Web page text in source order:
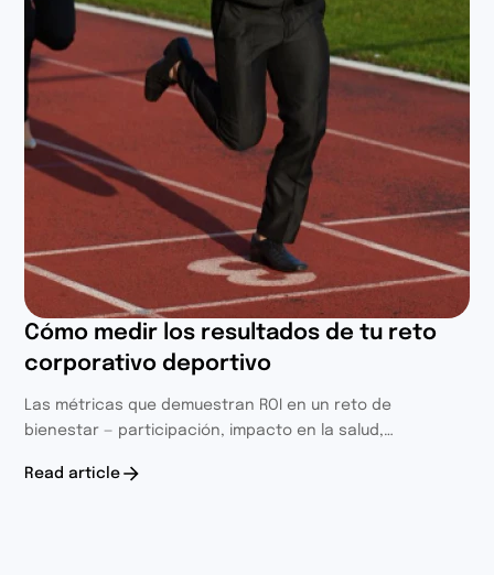
Cómo medir los resultados de tu reto
corporativo deportivo
Las métricas que demuestran ROI en un reto de
bienestar — participación, impacto en la salud,
para calcular retorno financiero.
Read article